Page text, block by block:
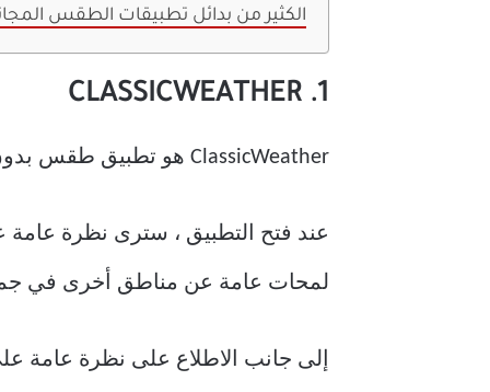
الكثير من بدائل تطبيقات الطقس
1. CLASSICWEATHER
ClassicWeather هو تطبيق طقس بدون زخرفة ولا يعمل بشكل مختلف جدًا عن إصدار Apple.
عند فتح التطبيق ، سترى نظرة
لمحات عامة عن مناطق أخرى في
إلى جانب الاطلاع على نظرة عامة